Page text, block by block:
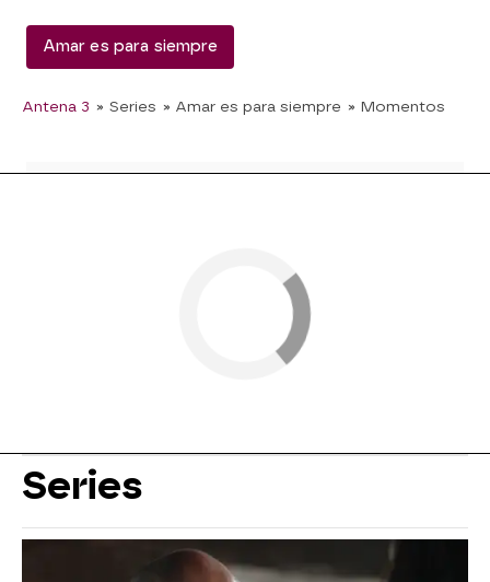
Amar es para siempre
Antena 3 » Series » Amar es para siempre » Momentos
Series